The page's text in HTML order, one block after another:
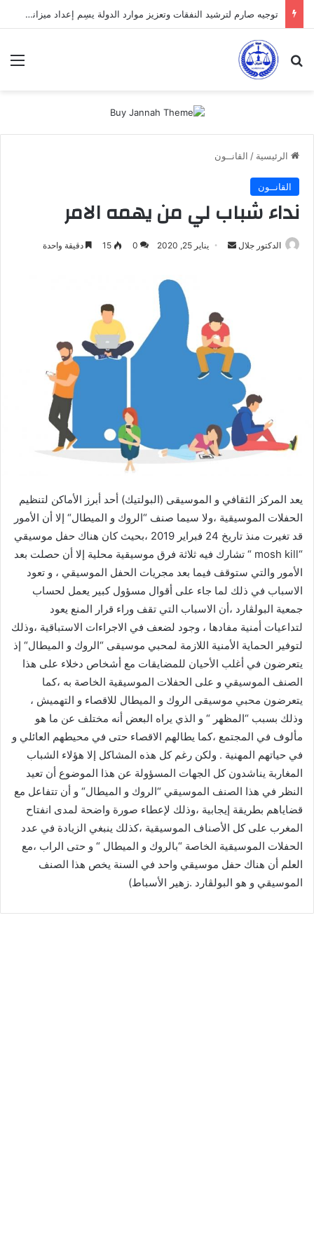
توجيه صارم لترشيد النفقات وتعزيز موارد الدولة يسِم إعداد ميزانية 2027
بحث عن
الرئيسية / القانــون
القانــون
نداء شباب لي من يهمه الامر
الدكتور جلال
أرسل يناير 25, 2020 0
15 دقيقة واحدة
يعد المركز الثقافي و الموسيقى (البولتيك) أحد أبرز الأماكن لتنظيم
الحفلات الموسيقية ،ولا سيما صنف “الروك و الميطال“ إلا أن الأمور
قد تغيرت منذ تاريخ 24 فبراير 2019 ،بحيث كان هناك حفل موسيقي
“mosh kill “ تشارك فيه ثلاثة فرق موسيقية محلية إلا أن حصلت بعد
الأمور والتي ستوقف فيما بعد مجريات الحفل الموسيقي ، و تعود
الاسباب في ذلك لما جاء على أقوال مسؤول كبير يعمل لحساب
جمعية البولڤارد ،أن الاسباب التي تقف وراء قرار المنع يعود
لتداعيات أمنية مفادها ، وجود لضعف في الاجراءات الاستباقية ،وذلك
لتوفير الحماية الأمنية اللازمة لمحبي موسيقى “الروك و الميطال“ إذ
يتعرضون في أغلب الأحيان للمضايقات مع أشخاص دخلاء على هذا
الصنف الموسيقي و على الحفلات الموسيقية الخاصة به ،كما
يتعرضون محبي موسيقى الروك و الميطال للاقصاء و التهميش ،
وذلك بسبب “المظهر “ و الذي يراه البعض أنه مختلف عن ما هو
مألوف في المجتمع ،كما يطالهم الاقصاء حتى في محيطهم العائلي و
في حياتهم المهنية . ولكن رغم كل هذه المشاكل إلا هؤلاء الشباب
المغاربة يناشدون كل الجهات المسؤولة عن هذا الموضوع أن تعيد
النظر في هذا الصنف الموسيقي “الروك و الميطال“ و أن تتفاعل مع
قضاياهم بطريقة إيجابية ،وذلك لإعطاء صورة واضحة لمدى انفتاح
المغرب على كل الأصناف الموسيقية ،كذلك ينبغي الزيادة في عدد
الحفلات الموسيقية الخاصة “بالروك و الميطال “ و حتى الراب ،مع
العلم أن هناك حفل موسيقي واحد في السنة يخص هذا الصنف
الموسيقي و هو البولڤارد .زهير الأسباط)